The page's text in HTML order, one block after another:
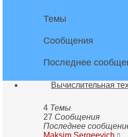
Темы
Сообщения
Последнее
Вычислительная
4 Темы
27 Сообщения
Последнее